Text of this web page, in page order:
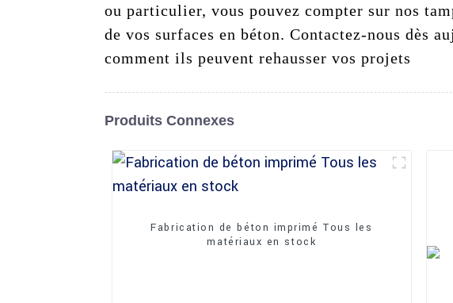
ou particulier, vous pouvez compter sur nos
de vos surfaces en béton. Contactez-nous dès
comment ils peuvent rehausser vos projets
Produits Connexes
Fabrication de béton imprimé Tous les
matériaux en stock